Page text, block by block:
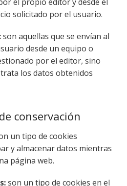
solicitado por el usuario.
son aquellas que se envían al
desde un equipo o
por el editor, sino
los datos obtenidos
conservación
un tipo de cookies
y almacenar datos mientras
página web.
son un tipo de cookies en el